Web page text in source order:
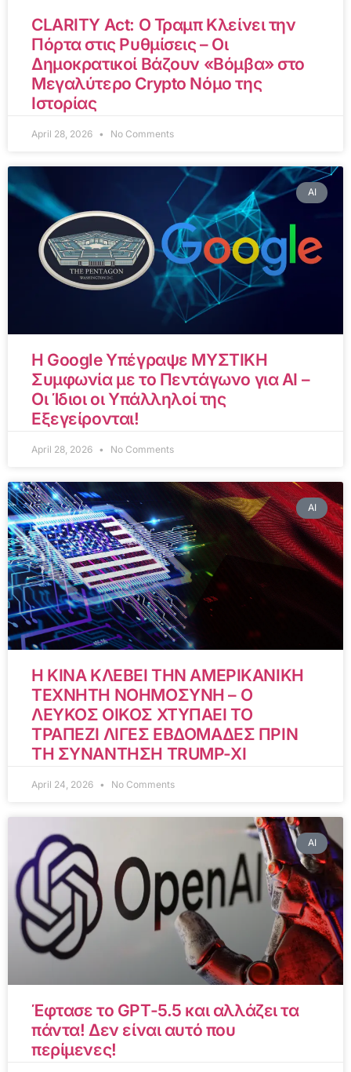
CLARITY Act: Ο Τραμπ Κλείνει την
Πόρτα στις Ρυθμίσεις – Οι
Δημοκρατικοί Βάζουν «Βόμβα» στο
Μεγαλύτερο Crypto Νόμο της
Ιστορίας
April 28, 2026 No Comments
AI
Η Google Υπέγραψε ΜΥΣΤΙΚΗ
Συμφωνία με το Πεντάγωνο για AI –
Οι Ίδιοι οι Υπάλληλοί της
Εξεγείρονται!
April 28, 2026 No Comments
AI
Η ΚΙΝΑ ΚΛΕΒΕΙ ΤΗΝ ΑΜΕΡΙΚΑΝΙΚΗ
ΤΕΧΝΗΤΗ ΝΟΗΜΟΣΥΝΗ – Ο
ΛΕΥΚΟΣ ΟΙΚΟΣ ΧΤΥΠΑΕΙ ΤΟ
ΤΡΑΠΕΖΙ ΛΙΓΕΣ ΕΒΔΟΜΑΔΕΣ ΠΡΙΝ
ΤΗ ΣΥΝΑΝΤΗΣΗ TRUMP-XI
April 24, 2026 No Comments
AI
Έφτασε το GPT-5.5 και αλλάζει τα
πάντα! Δεν είναι αυτό που
περίμενες!